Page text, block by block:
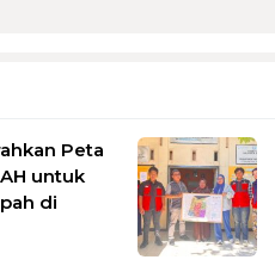
Peta
untuk
di